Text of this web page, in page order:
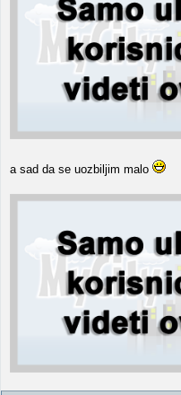
a sad da se uozbiljim malo